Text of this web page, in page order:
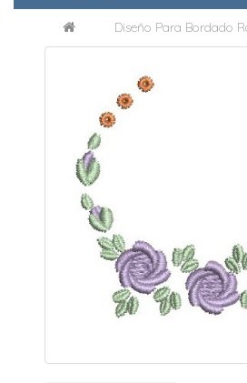
Diseño Para Bordado